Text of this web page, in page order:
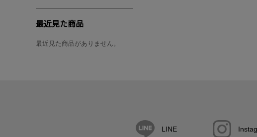
最近見た商品
最近見た商品がありません。
LINE